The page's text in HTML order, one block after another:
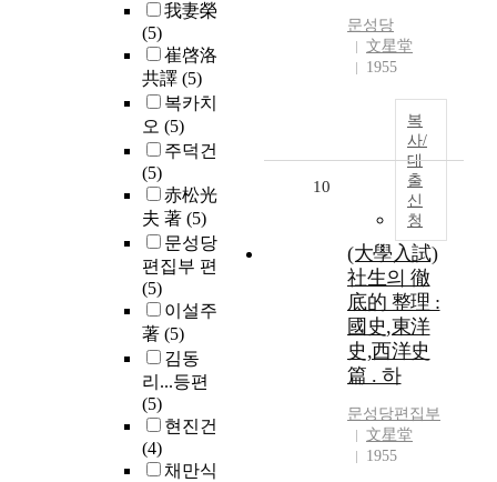
我妻榮
(5)
崔啓洛
共譯 (5)
복카치
오 (5)
주덕건
(5)
赤松光
夫 著 (5)
문성당
편집부 편
(5)
이설주
著 (5)
김동
리...등편
(5)
현진건
(4)
채만식
문성당
文星堂
1955
복
사/
대
출
신
청
10
(大學入試)
社生의 徹
底的 整理 :
國史,東洋
史,西洋史
篇 . 하
문성당편집부
文星堂
1955